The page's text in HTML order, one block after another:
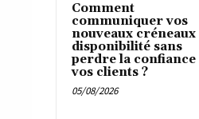
Comment
communiquer vos
nouveaux créneaux
disponibilité sans
perdre la confiance
vos clients ?
05/08/2026